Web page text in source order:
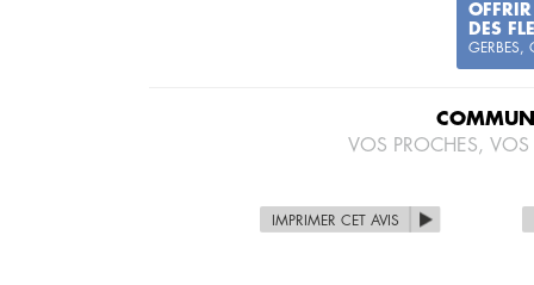
OFFRIR
DES
GERBES,
VOS PROCHES,
IMPRIMER CET AVIS